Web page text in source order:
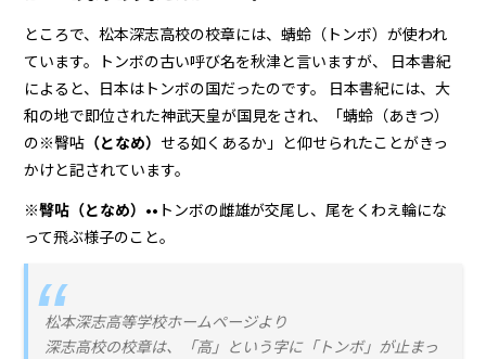
ところで、松本深志高校の校章には、蜻蛉（トンボ）が使われ
ています。トンボの古い呼び名を秋津と言いますが、 日本書紀
によると、日本はトンボの国だったのです。 日本書紀には、大
和の地で即位された神武天皇が国見をされ、「蜻蛉（あきつ）
の※臀呫 （となめ） せる如くあるか」と仰せられたことがきっ
かけと記されています。
※臀呫（となめ）•• トンボの雌雄が交尾し、尾をくわえ輪にな
って飛ぶ様子のこと。
松本深志高等学校ホームページより
深志高校の校章は、「高」という字に「トンボ」が止まっ